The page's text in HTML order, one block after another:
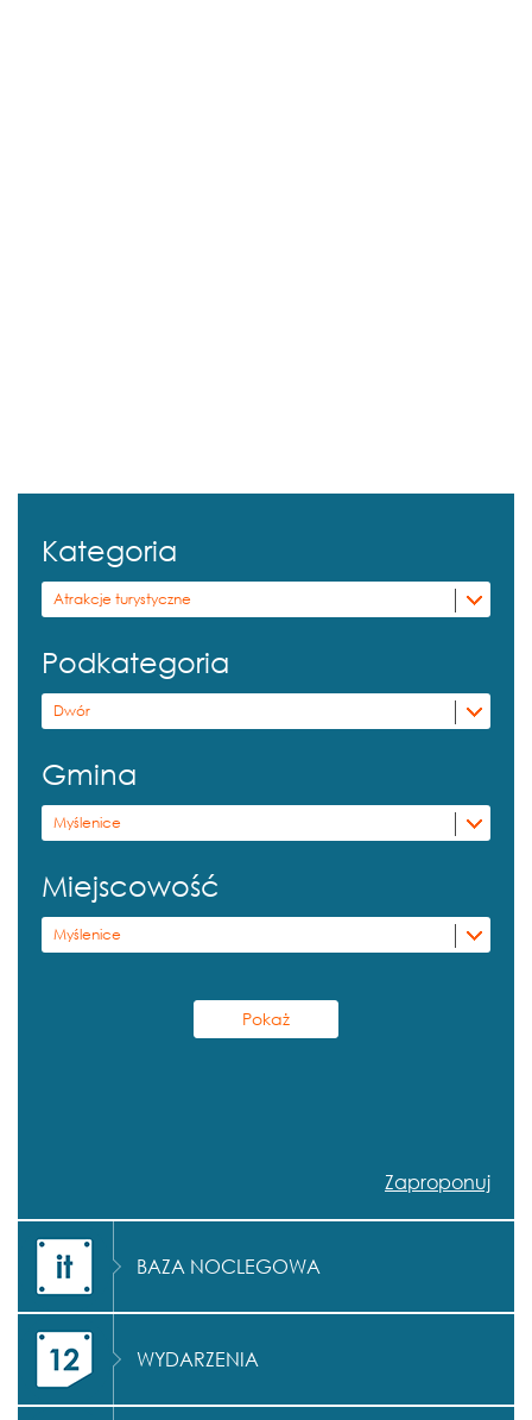
Kategoria
Atrakcje turystyczne
Podkategoria
Dwór
Gmina
Myślenice
Miejscowość
Myślenice
Zaproponuj
BAZA NOCLEGOWA
WYDARZENIA